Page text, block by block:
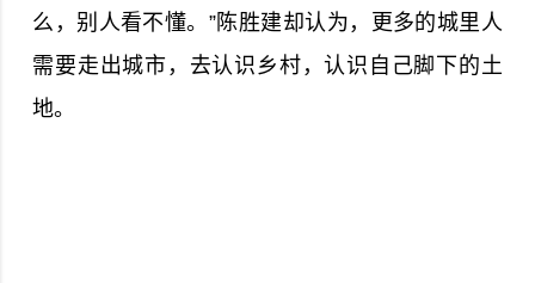
么，别人看不懂。”陈胜建却认为，更多的城里人
需要走出城市，去认识乡村，认识自己脚下的土
地。